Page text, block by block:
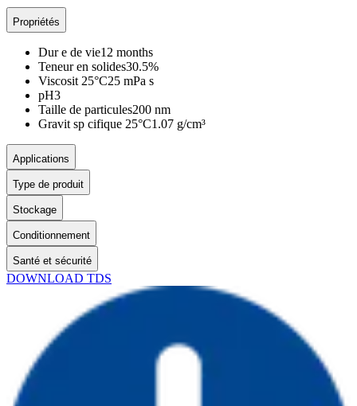
Propriétés
Dur e de vie12 months
Teneur en solides30.5%
Viscosit 25°C25 mPa s
pH3
Taille de particules200 nm
Gravit sp cifique 25°C1.07 g/cm³
Applications
Type de produit
Stockage
Conditionnement
Santé et sécurité
DOWNLOAD TDS